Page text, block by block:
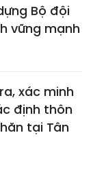
Bộ đội
vững mạnh
xác minh
định thôn
tại Tân